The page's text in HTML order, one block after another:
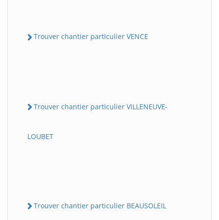
Trouver chantier particulier VENCE
Trouver chantier particulier VILLENEUVE-
LOUBET
Trouver chantier particulier BEAUSOLEIL